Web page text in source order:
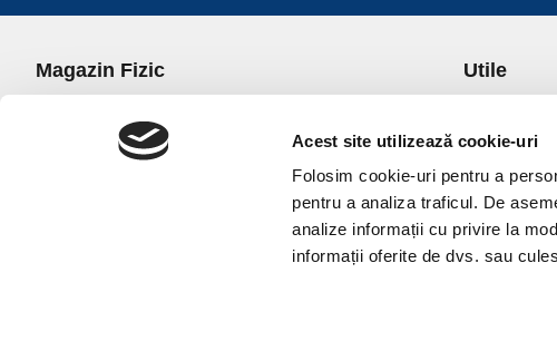
Acest site utilizează cookie-uri
Folosim cookie-uri pentru a
pentru a analiza traficul. De
analize informații cu privire la
informații oferite de dvs. sau
Magazin Fizic
office@universulcristalelor.ro
0799 879 911, 0723 145 611 (Comenzi Telefonice)
Utile
Transport si
Politica de
Politica de
Politica
Termeni si